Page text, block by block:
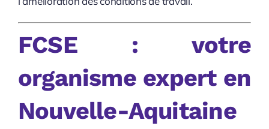
FCSE : votre
organisme expert en
Nouvelle-Aquitaine